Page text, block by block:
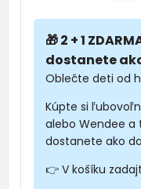
🎁 2 + 1
dostanete
Oblečte deti od
Kúpte si
alebo Wendee a
dostanete ako
👉 V košíku